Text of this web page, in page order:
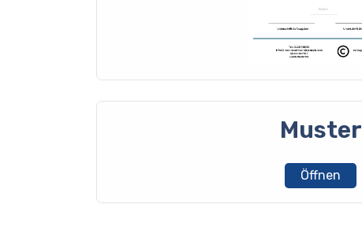
Muster
Öffnen